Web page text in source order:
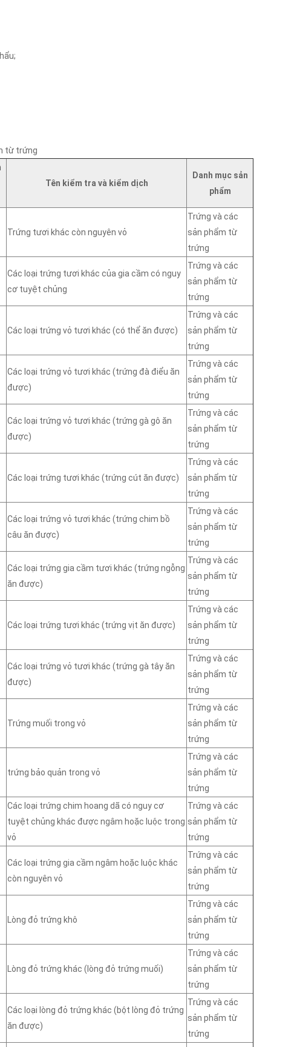
từ trứng
Tên kiểm tra và kiểm dịch
Danh mục sản
phẩm
Trứng tươi khác còn nguyên vỏ
Trứng và các
sản phẩm từ
trứng
Các loại trứng tươi khác của gia cầm có nguy
cơ tuyệt chủng
Trứng và các
sản phẩm từ
trứng
Các loại trứng vỏ tươi khác (có thể ăn được)
Trứng và các
sản phẩm từ
trứng
Các loại trứng vỏ tươi khác (trứng đà điểu ăn
được)
Trứng và các
sản phẩm từ
trứng
Các loại trứng vỏ tươi khác (trứng gà gô ăn
được)
Trứng và các
sản phẩm từ
trứng
Các loại trứng tươi khác (trứng cút ăn được)
Trứng và các
sản phẩm từ
trứng
Các loại trứng vỏ tươi khác (trứng chim bồ
câu ăn được)
Trứng và các
sản phẩm từ
trứng
Các loại trứng gia cầm tươi khác (trứng ngỗng
ăn được)
Trứng và các
sản phẩm từ
trứng
Các loại trứng tươi khác (trứng vịt ăn được)
Trứng và các
sản phẩm từ
trứng
Các loại trứng vỏ tươi khác (trứng gà tây ăn
được)
Trứng và các
sản phẩm từ
trứng
Trứng muối trong vỏ
Trứng và các
sản phẩm từ
trứng
trứng bảo quản trong vỏ
Trứng và các
sản phẩm từ
trứng
Các loại trứng chim hoang dã có nguy cơ
tuyệt chủng khác được ngâm hoặc luộc trong
vỏ
Trứng và các
sản phẩm từ
trứng
Các loại trứng gia cầm ngâm hoặc luộc khác
còn nguyên vỏ
Trứng và các
sản phẩm từ
trứng
Lòng đỏ trứng khô
Trứng và các
sản phẩm từ
trứng
Lòng đỏ trứng khác (lòng đỏ trứng muối)
Trứng và các
sản phẩm từ
trứng
Các loại lòng đỏ trứng khác (bột lòng đỏ trứng
ăn được)
Trứng và các
sản phẩm từ
trứng